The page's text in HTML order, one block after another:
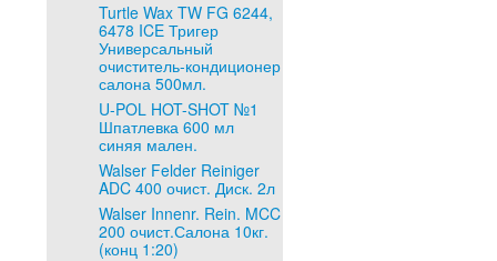
Turtle Wax TW FG 6244,
6478 ICE Тригер
Универсальный
очиститель-кондиционер
салона 500мл.
U-POL HOT-SHOT №1
Шпатлевка 600 мл
синяя мален.
Walser Felder Reiniger
ADC 400 очист. Диск. 2л
Walser Innenr. Rein. MCC
200 очист.Салона 10кг.
(конц 1:20)